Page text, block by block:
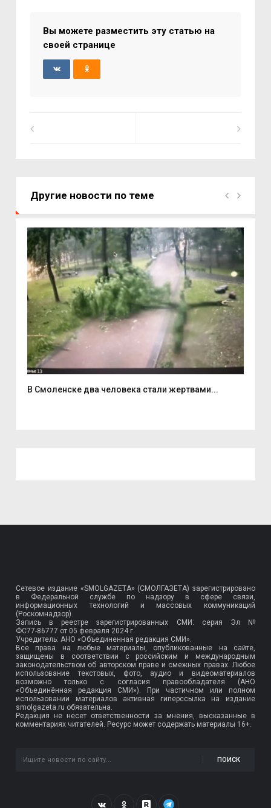
Вы можете разместить эту статью на
своей странице
Другие новости по теме
В Смоленске два человека стали жертвами...
Сетевое издание «SMOLGAZETA» (СМОЛГАЗЕТА) зарегистрировано
в Федеральной службе по надзору в сфере связи,
информационных технологий и массовых коммуникаций
(Роскомнадзор).
Запись в реестре зарегистрированных СМИ: серия Эл №
ФС77-86777 от 05 февраля 2024 г.
Учредитель: АНО «Объединенная редакция СМИ».
Все права на любые материалы, опубликованные на сайте,
защищены в соответствии с российским и международным
законодательством об авторском праве и смежных правах. Любое
использование текстовых, фото, аудио и видеоматериалов
возможно только с согласия правообладателя (АНО
«Объединённая редакция СМИ»). При частичном или полном
использовании материалов активная гиперссылка на издание
smolgazeta.ru обязательна.
Редакция не несет ответственности за мнения, высказанные в
комментариях читателей. Ресурс может содержать материалы 16+.
ПОИСК